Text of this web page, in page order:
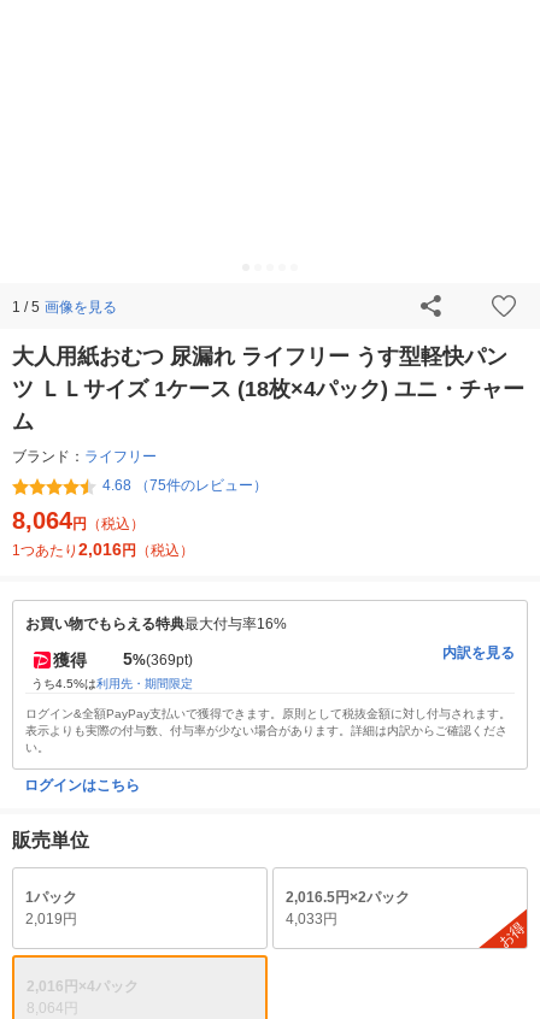
1 / 5 画像を見る
大人用紙おむつ 尿漏れ ライフリー うす型軽快パン
ツ ＬＬサイズ 1ケース (18枚×4パック) ユニ・チャー
ム
ブランド： ライフリー
4.68 （75件のレビュー）
8,064円
（税込）
1つあたり 2,016円 （税込）
お買い物でもらえる特典最大付与率16%
獲得 5%(369pt)
うち4.5%は利用先・期間限定
内訳を見る
ログイン&全額PayPay支払いで獲得できます。原則として税抜金額に対し付与されます。
表示よりも実際の付与数、付与率が少ない場合があります。詳細は内訳からご確認くださ
い。
ログインはこちら
販売単位
1パック
2,019円
2,016.5円×2パック
4,033円
お得
2,016円×4パック
8,064円